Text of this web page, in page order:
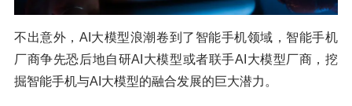
不出意外，AI大模型浪潮卷到了智能手机领域，智能手机
厂商争先恐后地自研AI大模型或者联手AI大模型厂商，挖
掘智能手机与AI大模型的融合发展的巨大潜力。